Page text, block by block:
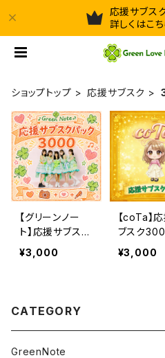
応援サブス
詳しくはこ
ショップトップ 応援サブスク
【グリーンノー
ト】応援サブスク
3000パック
¥3,000
【coTa】
ブスク
ク
¥3,000
CATEGORY
GreenNote